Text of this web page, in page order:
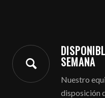
SEMANA
Nuestro
disposición